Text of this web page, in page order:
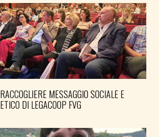
RACCOGLIERE MESSAGGIO SOCIALE E
ETICO DI LEGACOOP FVG